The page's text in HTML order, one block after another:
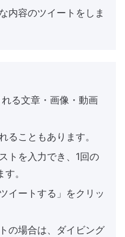
内容のツイートをしま
る文章・画像・動画
ることもあります。
トを入力でき、1回の
。
イートする」をクリッ
の場合は、ダイビング